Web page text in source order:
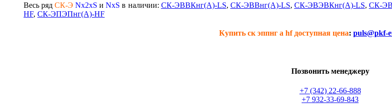
Весь рядСК-Э Nх2хS иNхS в наличии: СК-ЭВВКнг(А)-LS, СК-ЭВВнг(А)-LS, СК-ЭВЭВКнг(А)-LS, СК-
HF, СК-ЭПЭПнг(А)-HF
Купить ск эппнг а hf доступная цена: puls@pkf-
Позвонить менеджеру
+7 (342) 22-66-888
+7 932-33-69-843